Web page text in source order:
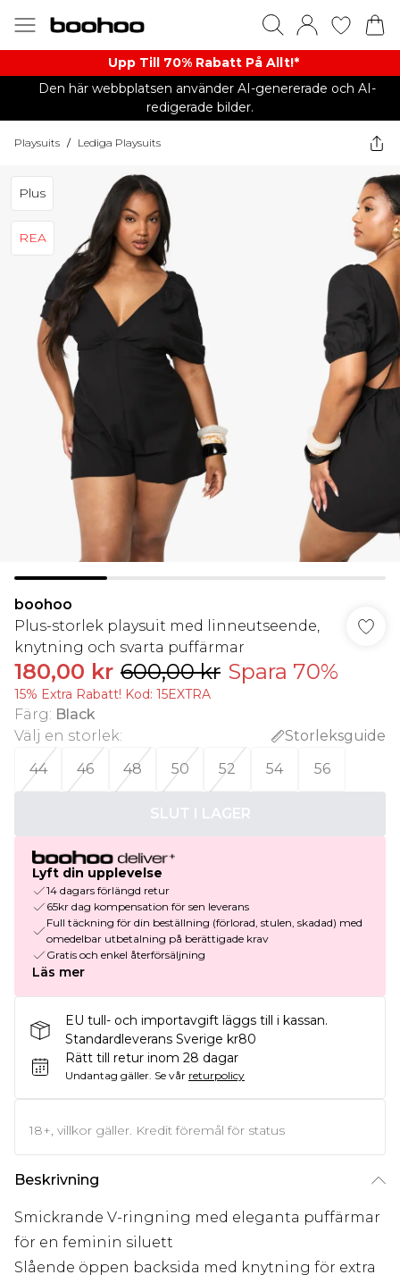
Upp Till 70% Rabatt På Allt!*
Den här webbplatsen använder AI-genererade och AI-
redigerade bilder.
Playsuits / Lediga Playsuits
Plus
REA
boohoo
Plus-storlek playsuit med linneutseende,
knytning och svarta puffärmar
180,00 kr 600,00 kr Spara 70%
15% Extra Rabatt! Kod: 15EXTRA
Färg: Black
Välj en storlek:
Storleksguide
44
46 48 50 52 54 56
SLUT I LAGER
Lyft din upplevelse
14 dagars förlängd retur
65kr dag kompensation för sen leverans
Full täckning för din beställning (förlorad, stulen, skadad) med
omedelbar utbetalning på berättigade krav
Gratis och enkel återförsäljning
Läs mer
EU tull- och importavgift läggs till i kassan.
Standardleverans Sverige kr80
Rätt till retur inom 28 dagar
Undantag gäller. Se vår returpolicy
18+, villkor gäller. Kredit föremål för status
Beskrivning
Smickrande V-ringning med eleganta puffärmar
för en feminin siluett
Slående öppen backsida med knytning för extra